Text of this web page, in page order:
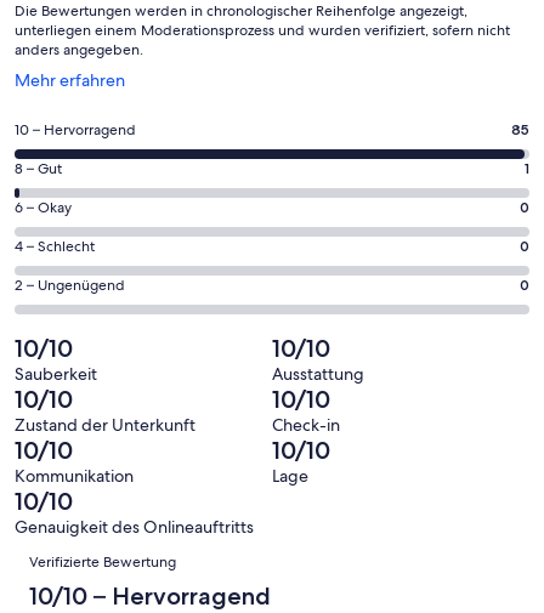
Die Bewertungen werden in chronologischer Reihenfolge angezeigt,
unterliegen einem Moderationsprozess und wurden verifiziert, sofern nicht
anders angegeben.
Mehr erfahren
Wird
einem
neuen
Fenster
geöffnet
85
von
insgesamt
86
Gästebewertungen
haben
eine
Bewertung
von
10
-
Hervorragend
10 – Hervorragend 85
1
von
insgesamt
86
Gästebewertungen
haben
Bewertung
von
8
-
Gut
8 – Gut 1
0
von
insgesamt
86
Gästebewertungen
haben
eine
Bewertung
von
6
-
Okay
6 – Okay 0
0
von
insgesamt
Gästebewertungen
haben
eine
Bewertung
von
4
-
Schlecht
4 – Schlecht 0
0
von
insgesamt
86
Gästebewertungen
haben
eine
Bewertung
von
2
Ungenügend
2 – Ungenügend 0
10/10
Sauberkeit
10/10
Ausstattung
10/10
Zustand der Unterkunft
10/10
Check-in
10/10
Kommunikation
10/10
Lage
10/10
Genauigkeit des Onlineauftritts
Bewertungen
Verifizierte Bewertung
10/10 – Hervorragend